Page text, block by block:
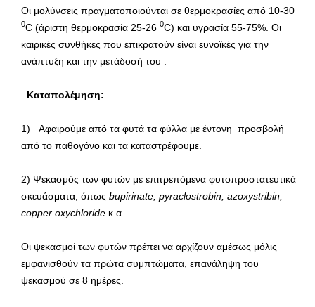
Οι μολύνσεις πραγματοποιούνται σε θερμοκρασίες από 10-30
0C (άριστη θερμοκρασία 25-26 0C) και υγρασία 55-75%. Οι
καιρικές συνθήκες που επικρατούν είναι ευνοϊκές για την
ανάπτυξη και την μετάδοσή του .
Καταπολέμηση:
1)
Αφαιρούμε από τα φυτά τα φύλλα με έντονη προσβολή
από το παθογόνο και τα καταστρέφουμε.
2) Ψεκασμός των φυτών με επιτρεπόμενα φυτοπροστατευτικά
σκευάσματα, όπως bupirinate pyraclostrobin azoxystribin
copper oxychloride κ.α…
Οι ψεκασμοί των φυτών πρέπει να αρχίζουν αμέσως μόλις
εμφανισθούν τα πρώτα συμπτώματα, επανάληψη του
ψεκασμού σε 8 ημέρες.